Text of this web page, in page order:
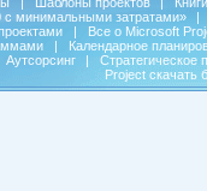
с минимальными затратами»
|
|
Все о Microsoft
|
Календарное
Аутсорсинг |
Стратегическое
Project скачать